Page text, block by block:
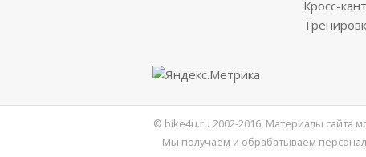
Кросс-
© bike4u.ru 2002-2016. Материалы сайта
Мы получаем и обрабатываем